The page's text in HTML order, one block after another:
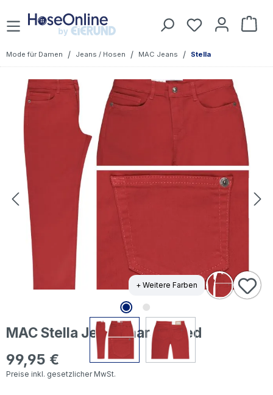
Zum Hauptinhalt springen Du hast 0
Mode für Damen / Jeans / Hosen / MAC Jeans / Stella
Bildergalerie überspringen
+ Weitere Farben
MAC Stella Jeans marsala red
Regulärer Preis:
99,95 €
Preise inkl. gesetzlicher MwSt.